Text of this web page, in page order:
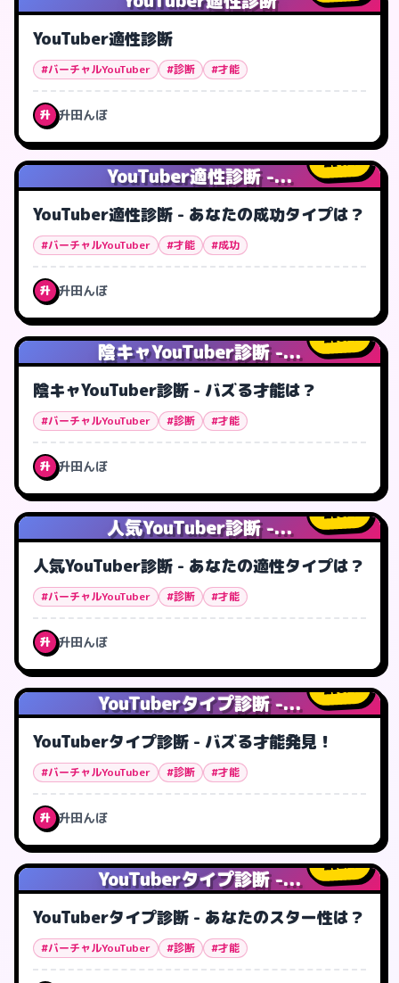
YouTuber適性診断
#バーチャルYouTuber #診断 #才能
升 升田んぼ
YouTuber適性診断 -...
1人
YouTuber適性診断 - あなたの成功タイプは？
#バーチャルYouTuber #才能 #成功
升 升田んぼ
陰キャYouTuber診断 -...
0人
陰キャYouTuber診断 - バズる才能は？
#バーチャルYouTuber #診断 #才能
升 升田んぼ
人気YouTuber診断 -...
0人
人気YouTuber診断 - あなたの適性タイプは？
#バーチャルYouTuber #診断 #才能
升 升田んぼ
YouTuberタイプ診断 -...
0人
YouTuberタイプ診断 - バズる才能発見！
#バーチャルYouTuber #診断 #才能
升 升田んぼ
YouTuberタイプ診断 -...
2人
YouTuberタイプ診断 - あなたのスター性は？
#バーチャルYouTuber #診断 #才能